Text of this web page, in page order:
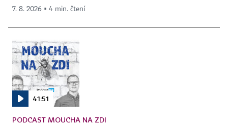
7. 8. 2026 ▪ 4 min. čtení
41:51
PODCAST MOUCHA NA ZDI